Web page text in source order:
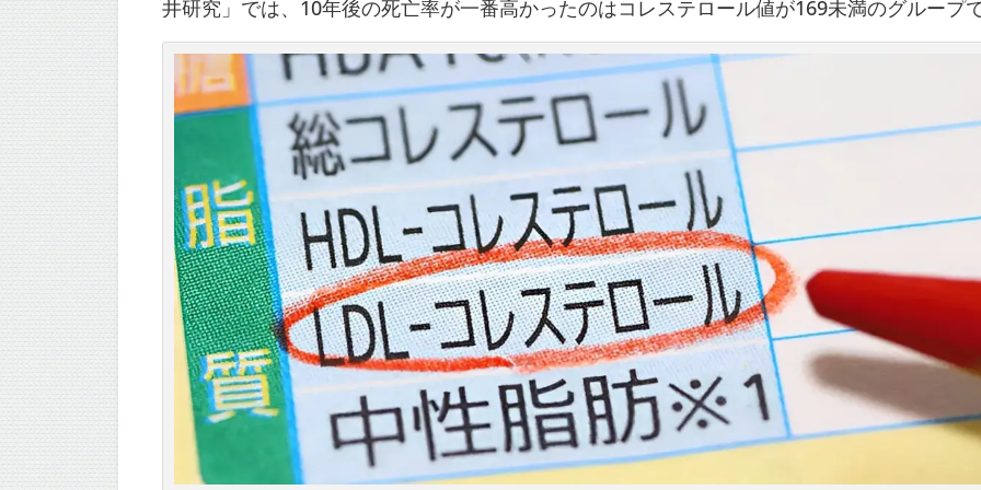
井研究」では、10年後の死亡率が一番高かったのはコレステロール値が169未満のグループ